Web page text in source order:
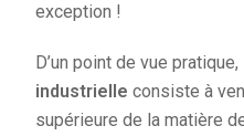
exception !
D’un point de vue pratique,
industrielleconsiste à
supérieure de la matière